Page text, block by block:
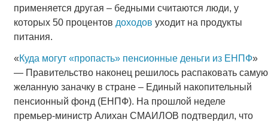
применяется другая – бедными считаются люди, у
которых 50 процентов доходов уходит на продукты
питания.
«Куда могут «пропасть» пенсионные деньги из ЕНПФ»
— Правительство наконец решилось распаковать самую
желанную заначку в стране – Единый накопительный
пенсионный фонд (ЕНПФ). На прошлой неделе
премьер-министр Алихан СМАИЛОВ подтвердил, что